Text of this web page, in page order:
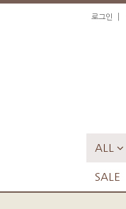
로그인
ALL 
SALE